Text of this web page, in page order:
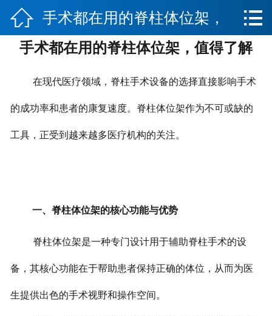
 网站首页
公司简介
产品分类
解决方案
新闻资讯
 手术都在用的脊柱体位架，
值得了解

手术都在用的脊柱体位架，值得了解
在现代医疗领域，脊柱手术设备的选择直接影响手术
的成功率和患者的康复速度。脊柱体位架作为不可或缺的
工具，正受到越来越多医疗机构的关注。
一、脊柱体位架的核心功能与优势
脊柱体位架是一种专门设计用于辅助脊柱手术的设
备，其核心功能在于帮助患者保持正确的体位，从而为医
生提供出色的手术视野和操作空间。